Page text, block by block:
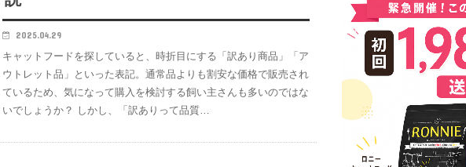
2025.04.29
キャットフードを探していると、時折目にする「訳あり商品」「ア
ウトレット品」といった表記。通常品よりも割安な価格で販売され
ているため、気になって購入を検討する飼い主さんも多いのではな
いでしょうか？ しかし、「訳ありって品質…